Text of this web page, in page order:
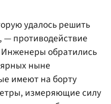
удалось решить
— противодействие
обратились
ныне
имеют на борту
измеряющие силу